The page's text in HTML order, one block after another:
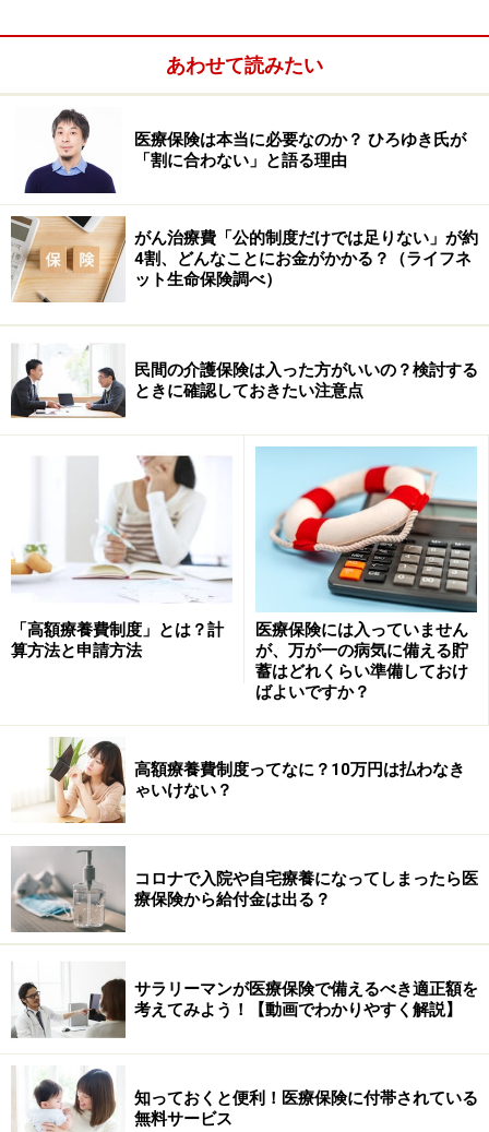
病気やケガへ備える主な保険
病気やケガに備える保険は下記のようにいくつか種類が
あります。何を保障の対象にしているか少しずつ違うの
で、勘違いしないよう注意が必要です。なお、何れの保
険も単独の保険商品だけでなく、他の保険に特約として
付けられる設定もあります。また、医療保険やがん保険
等の第3分野の保険は、損害保険会社でも取り扱いして
います。
病気やケガをした時に備える保険で、入院や手術等をす
ると給付金を受け取れます。病気だけでなくケガの場合
も保障対象にしているのが特徴です。昨今は長生きへの
不安に対応した終身保障の医療保険が増えています。
●がん保険
がんに備える保険で、保障対象はがんに限定していま
す。多くの場合、加入から90日間は保障の対象外（免責
期間）となっています。
●特定疾病保険
特定の病気（疾病）のみを保障の対象にしている保険で
す。一般的には、がん（悪性新生物）、脳卒中、急性心
筋梗塞を保障の対象にしており、支払事由に該当したら
あわせて読みたい
医療保険は本当に必要なのか？ ひろゆき氏が
「割に合わない」と語る理由
がん治療費「公的制度だけでは足りない」が約
4割、どんなことにお金がかかる？（ライフネ
ット生命保険調べ）
民間の介護保険は入った方がいいの？検討する
ときに確認しておきたい注意点
「高額療養費制度」とは？計
算方法と申請方法
医療保険には入っていません
が、万が一の病気に備える貯
蓄はどれくらい準備しておけ
ばよいですか？
高額療養費制度ってなに？10万円は払わなき
ゃいけない？
コロナで入院や自宅療養になってしまったら医
療保険から給付金は出る？
サラリーマンが医療保険で備えるべき適正額を
考えてみよう！【動画でわかりやすく解説】
知っておくと便利！医療保険に付帯されている
無料サービス